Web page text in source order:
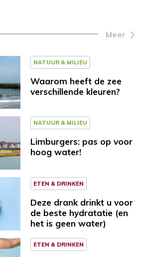
Meer
NATUUR & MILIEU
Waarom heeft de zee
verschillende kleuren?
NATUUR & MILIEU
Limburgers: pas op voor
hoog water!
ETEN & DRINKEN
Deze drank drinkt u voor
de beste hydratatie (en
het is geen water)
ETEN & DRINKEN